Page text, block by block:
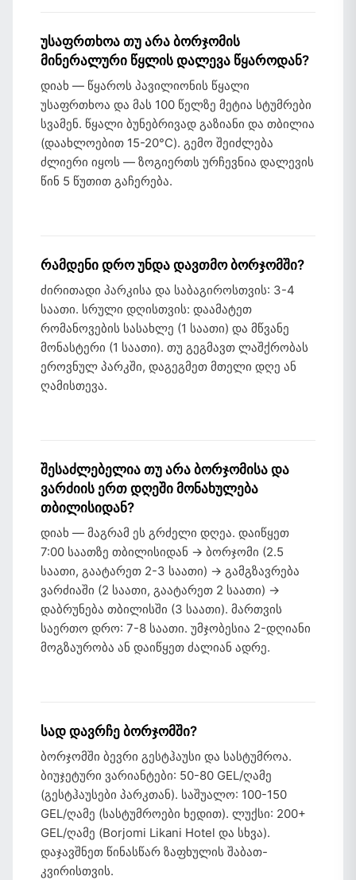
უსაფრთხოა თუ არა ბორჯომის
მინერალური წყლის დალევა წყაროდან?
დიახ — წყაროს პავილიონის წყალი
უსაფრთხოა და მას 100 წელზე მეტია სტუმრები
სვამენ. წყალი ბუნებრივად გაზიანი და თბილია
(დაახლოებით 15-20°C). გემო შეიძლება
ძლიერი იყოს — ზოგიერთს ურჩევნია დალევის
წინ 5 წუთით გაჩერება.
რამდენი დრო უნდა დავთმო ბორჯომში?
ძირითადი პარკისა და საბაგიროსთვის: 3-4
საათი. სრული დღისთვის: დაამატეთ
რომანოვების სასახლე (1 საათი) და მწვანე
მონასტერი (1 საათი). თუ გეგმავთ ლაშქრობას
ეროვნულ პარკში, დაგეგმეთ მთელი დღე ან
ღამისთევა.
შესაძლებელია თუ არა ბორჯომისა და
ვარძიის ერთ დღეში მონახულება
თბილისიდან?
დიახ — მაგრამ ეს გრძელი დღეა. დაიწყეთ
7:00 საათზე თბილისიდან → ბორჯომი (2.5
საათი, გაატარეთ 2-3 საათი) → გამგზავრება
ვარძიაში (2 საათი, გაატარეთ 2 საათი) →
დაბრუნება თბილისში (3 საათი). მართვის
საერთო დრო: 7-8 საათი. უმჯობესია 2-დღიანი
მოგზაურობა ან დაიწყეთ ძალიან ადრე.
სად დავრჩე ბორჯომში?
ბორჯომში ბევრი გესტჰაუსი და სასტუმროა.
ბიუჯეტური ვარიანტები: 50-80 GEL/ღამე
(გესტჰაუსები პარკთან). საშუალო: 100-150
GEL/ღამე (სასტუმროები ხედით). ლუქსი: 200+
GEL/ღამე (Borjomi Likani Hotel და სხვა).
დაჯავშნეთ წინასწარ ზაფხულის შაბათ-
კვირისთვის.